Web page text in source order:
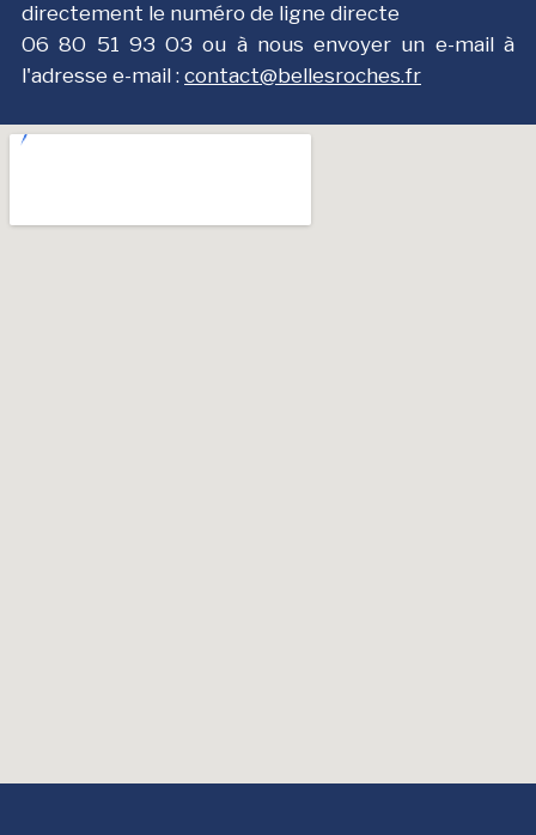
directement le numéro de ligne directe
О6 8О 51 9З ОЗ ou à nous envoyer un e-mail à
l'adresse e-mail : contact@bellesroches.fr